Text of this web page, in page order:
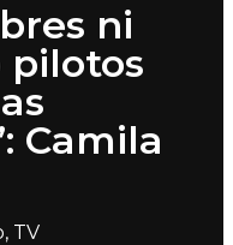
ni
pilotos
Camila
, TV